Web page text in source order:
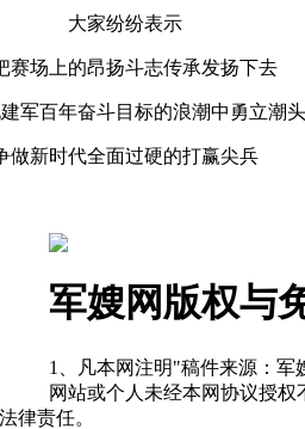
大家纷纷表示
赛场上的昂扬斗志传承发扬下去
军百年奋斗目标的浪潮中勇立潮头
做新时代全面过硬的打赢尖兵
军嫂网版权与
1、凡本网注明"稿件来源：军
网站或个人未经本网协议授
律责任。